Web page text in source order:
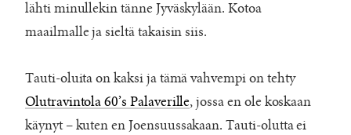
lähti minullekin tänne Jyväskylään. Kotoa
maailmalle ja sieltä takaisin siis.
Tauti-oluita on kaksi ja tämä vahvempi on tehty
Olutravintola 60’s Palaverille, jossa en ole koskaan
käynyt – kuten en Joensuussakaan. Tauti-olutta ei